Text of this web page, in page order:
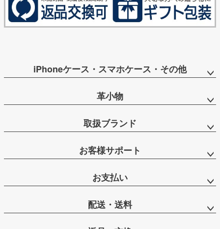
iPhoneケース・スマホケース・その他
革小物
取扱ブランド
お客様サポート
お支払い
配送・送料